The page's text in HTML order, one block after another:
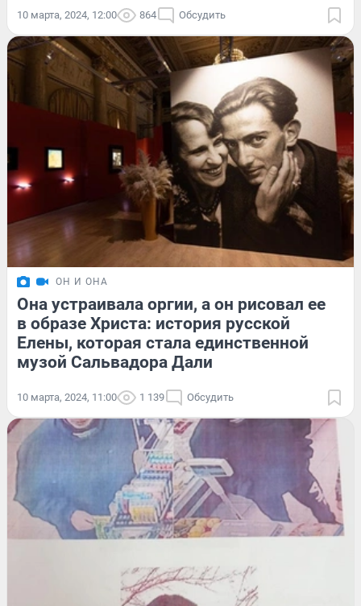
10 марта, 2024, 12:00 864 Обсудить
ОН И ОНА
Она устраивала оргии, а он рисовал ее
в образе Христа: история русской
Елены, которая стала единственной
музой Сальвадора Дали
10 марта, 2024, 11:00 1 139 Обсудить